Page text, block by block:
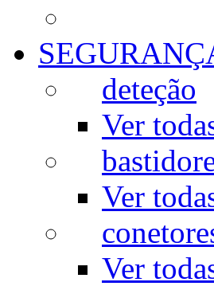
deteção
Ver
Ver
Ver